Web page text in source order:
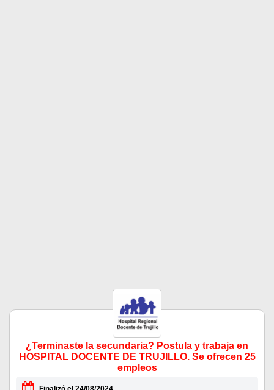
¿Terminaste la secundaria? Postula y trabaja en
HOSPITAL DOCENTE DE TRUJILLO. Se ofrecen 25
empleos